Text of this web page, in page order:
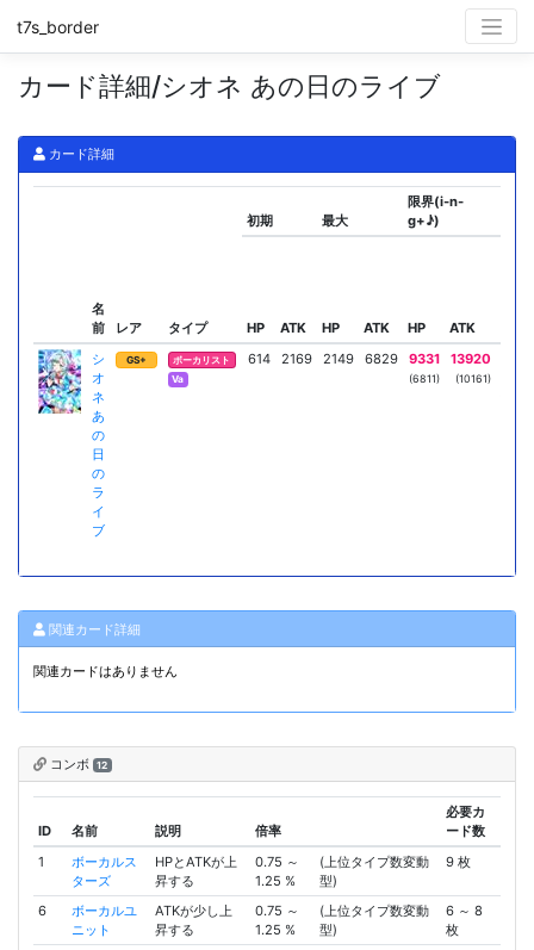
t7s_border
カード詳細/シオネ あの日のライブ
カード詳細
名
前
レア タイプ
初期 最大
限界(i-n-
g+♪)
HP ATK HP ATK HP ATK
シ
オ
ネ
あ
の
日
の
ラ
イ
ブ
GS+
ボーカリスト
Va
614 2169 2149 6829 9331
(6811)
13920
(10161)
関連カード詳細
関連カードはありません
コンボ 12
ID 名前 説明 倍率
必要カ
ード数
1
ボーカルス
ターズ
HPとATKが上
昇する
0.75 ～
1.25 %
(上位タイプ数変動
型)
9 枚
6
ボーカルユ
ニット
ATKが少し上
昇する
0.75 ～
1.25 %
(上位タイプ数変動
型)
6 ～ 8
枚